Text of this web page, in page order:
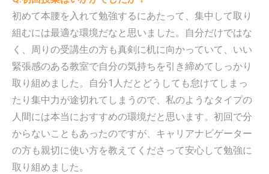
初めて本腰を入れて勉強するにあたって、集中して取り
組むには最適な環境だなと思いました。自分だけではな
く、周りの受講生の方も真剣に机に向かっていて、いい
緊張感のある教室で自分の気持ちを引き締めてしっかり
取り組めました。自分1人だとどうしても怠けてしまっ
たり集中力が途切れてしまうので、私のようなタイプの
人間には本当におすすめの環境だと思います。初回で分
からないこともあったのですが、キャリアナビゲーター
の方も親切に使い方を教えてくださって安心して勉強に
取り組めました。